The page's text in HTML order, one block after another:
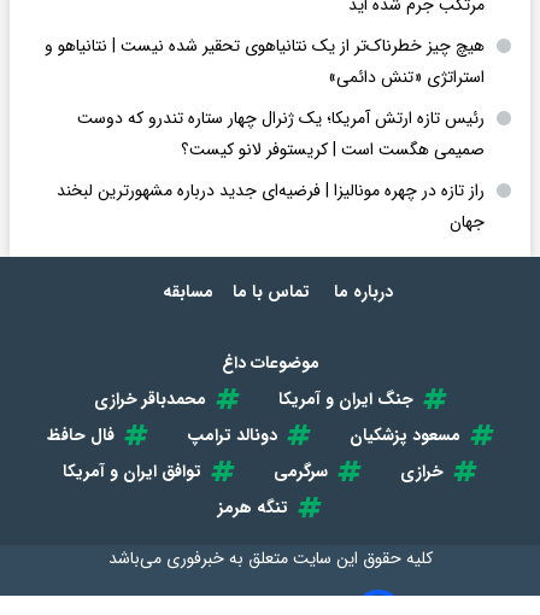
هیچ چیز خطرناک‌تر از یک نتانیاهوی تحقیر شده نیست | نتانیاهو و
استراتژی «تنش دائمی»
رئیس تازه ارتش آمریکا؛ یک ژنرال چهار ستاره تندرو که دوست
صمیمی هگست است | کریستوفر لانو کیست؟
راز تازه در چهره مونالیزا | فرضیه‌ای جدید درباره مشهورترین لبخند
جهان
درباره ما تماس با ما مسابقه
موضوعات داغ
جنگ ایران و آمریکا
محمدباقر خرازی
مسعود پزشکیان
دونالد ترامپ
فال حافظ
خرازی
سرگرمی
توافق ایران و آمریکا
تنگه هرمز
کلیه حقوق این سایت متعلق بهخبرفوری می‌باشد